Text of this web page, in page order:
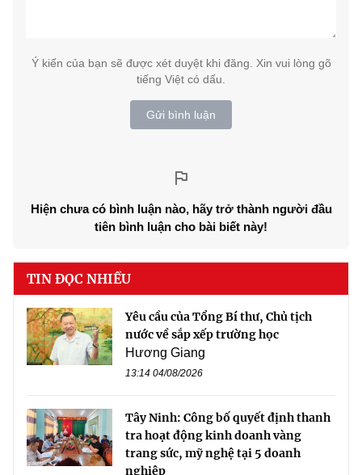
Ý kiến của bạn sẽ được xét duyệt khi đăng. Xin vui lòng gõ
tiếng Việt có dấu.
Gửi bình luận
Hiện chưa có bình luận nào, hãy trở thành người đầu
tiên bình luận cho bài biết này!
TIN ĐỌC NHIỀU
Yêu cầu của Tổng Bí thư, Chủ tịch
nước về sắp xếp trường học
Hương Giang
13:14 04/08/2026
Tây Ninh: Công bố quyết định thanh
tra hoạt động kinh doanh vàng
trang sức, mỹ nghệ tại 5 doanh
nghiệp